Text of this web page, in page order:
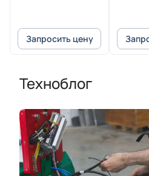
станков
Запросить цену
Техноблог